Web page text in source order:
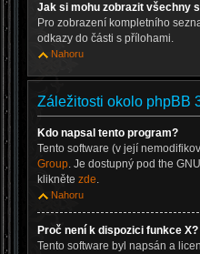
Jak si mohu zobrazit všechny
Pro zobrazení kompletního
odkazy do části s přílohami.
Nahoru
Záležitosti okolo phpBB
Kdo napsal tento program?
Tento software (v její
Group. Je dostupný pod the
klikněte zde.
Nahoru
Proč není k dispozici funkce X?
Tento software byl napsán a